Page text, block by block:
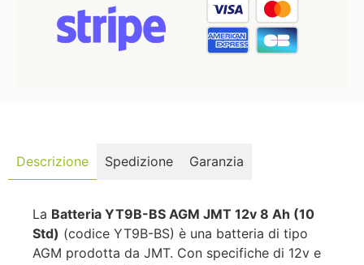
Descrizione Spedizione Garanzia
La Batteria YT9B-BS AGM JMT 12v 8 Ah (10
Std) (codice YT9B-BS) è una batteria di tipo
AGM prodotta da JMT. Con specifiche di 12v e